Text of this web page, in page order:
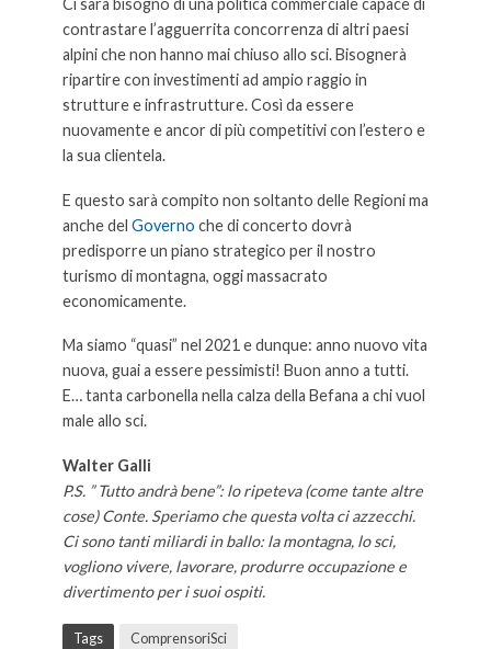
contrastare l’agguerrita concorrenza di altri paesi
alpini che non hanno mai chiuso allo sci. Bisognerà
ripartire con investimenti ad ampio raggio in
strutture e infrastrutture. Così da essere
nuovamente e ancor di più competitivi con l’estero e
la sua clientela.
E questo sarà compito non soltanto delle Regioni ma
anche del Governo che di concerto dovrà
predisporre un piano strategico per il nostro
turismo di montagna, oggi massacrato
economicamente.
Ma siamo “quasi” nel 2021 e dunque: anno nuovo vita
nuova, guai a essere pessimisti! Buon anno a tutti.
E… tanta carbonella nella calza della Befana a chi vuol
male allo sci.
Walter Galli
P.S. ” Tutto andrà bene”: lo ripeteva (come tante altre
cose) Conte. Speriamo che questa volta ci azzecchi.
Ci sono tanti miliardi in ballo: la montagna, lo sci,
vogliono vivere, lavorare, produrre occupazione e
divertimento per i suoi ospiti.
Tags ComprensoriSci